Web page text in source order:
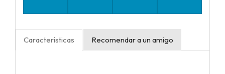
Características Recomendar a un amigo